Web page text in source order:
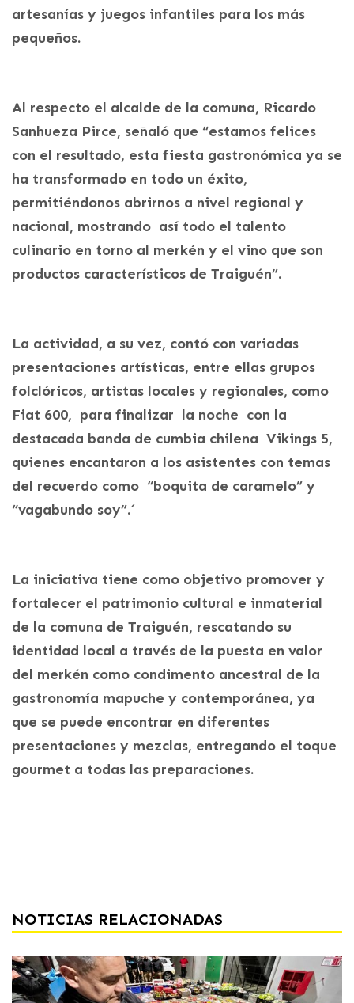
artesanías y juegos infantiles para los más
pequeños.
Al respecto el alcalde de la comuna, Ricardo
Sanhueza Pirce, señaló que “estamos felices
con el resultado, esta fiesta gastronómica ya se
ha transformado en todo un éxito,
permitiéndonos abrirnos a nivel regional y
nacional, mostrando así todo el talento
culinario en torno al merkén y el vino que son
productos característicos de Traiguén”.
La actividad, a su vez, contó con variadas
presentaciones artísticas, entre ellas grupos
folclóricos, artistas locales y regionales, como
Fiat 600, para finalizar la noche con la
destacada banda de cumbia chilena Vikings 5,
quienes encantaron a los asistentes con temas
del recuerdo como “boquita de caramelo” y
“vagabundo soy”.´
La iniciativa tiene como objetivo promover y
fortalecer el patrimonio cultural e inmaterial
de la comuna de Traiguén, rescatando su
identidad local a través de la puesta en valor
del merkén como condimento ancestral de la
gastronomía mapuche y contemporánea, ya
que se puede encontrar en diferentes
presentaciones y mezclas, entregando el toque
gourmet a todas las preparaciones.
NOTICIAS RELACIONADAS